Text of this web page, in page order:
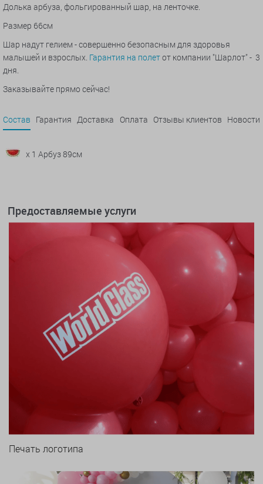
Долька арбуза, фольгированный шар, на ленточке.
Размер 66см
Шар надут гелием - совершенно безопасным для здоровья
малышей и взрослых. Гарантия на полетот компании "Шарлот" - 3
дня.
Заказывайте прямо сейчас!
Состав Гарантия Доставка Оплата Отзывы клиентов Новости
x 1 Арбуз 89см
Предоставляемые услуги
Печать логотипа